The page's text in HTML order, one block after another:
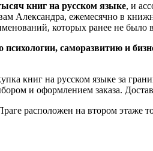
книг на русском языке, и
Александра, ежемесячно в
которых ранее не было
психологии, саморазвитию и
книг на русском языке за
и оформлением заказа.
расположен на втором этаже